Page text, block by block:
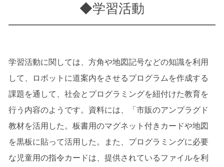
◆学習活動
学習活動に関しては、方角や地図記号などの知識を利用
して、ロボットに道案内をさせるプログラムを作成する
課題を通して、社会とプログラミングを紐付けた教育を
行う内容のようです。資料には、「市販のアンプラグド
教材を活用した。板書用のマグネット付きカードや地図
を黒板に貼って活用した。また、プログラミングに必要
な児童用の指令カードは、提供されているファイルを利